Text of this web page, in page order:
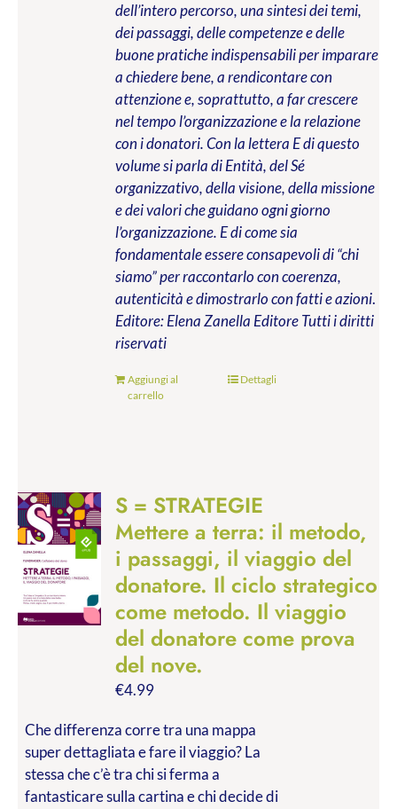
dell’intero percorso, una sintesi dei temi,
dei passaggi, delle competenze e delle
buone pratiche indispensabili per imparare
a chiedere bene, a rendicontare con
attenzione e, soprattutto, a far crescere
nel tempo l’organizzazione e la relazione
con i donatori. Con la lettera E di questo
volume si parla di Entità, del Sé
organizzativo, della visione, della missione
e dei valori che guidano ogni giorno
l’organizzazione. E di come sia
fondamentale essere consapevoli di “chi
siamo” per raccontarlo con coerenza,
autenticità e dimostrarlo con fatti e azioni.
Editore: Elena Zanella EditoreTutti i diritti
riservati
Aggiungi al
carrello
Dettagli
S = STRATEGIE
Mettere a terra: il metodo,
i passaggi, il viaggio del
donatore. Il ciclo strategico
come metodo. Il viaggio
del donatore come prova
del nove.
€4.99
Che differenza corre tra una mappa
super dettagliata e fare il viaggio? La
stessa che c’è tra chi si ferma a
fantasticare sulla cartina e chi decide di